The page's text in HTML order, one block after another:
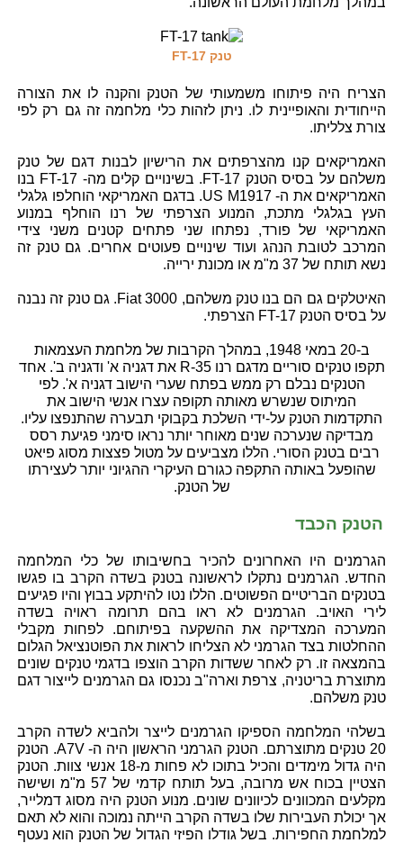
טנק FT-17
הצריח היה פיתוחו משמעותי של הטנק והקנה לו את הצורה
הייחודית והאופיינית לו. ניתן לזהות כלי מלחמה זה גם רק לפי
צורת צלליתו.
האמריקאים קנו מהצרפתים את הרישיון לבנות דגם של טנק
משלהם על בסיס הטנק FT-17. בשינויים קלים מה- FT-17 בנו
האמריקאים את ה- US M1917. בדגם האמריקאי הוחלפו גלגלי
העץ בגלגלי מתכת, המנוע הצרפתי של רנו הוחלף במנוע
האמריקאי של פורד, נפתחו שני פתחים קטנים משני צידי
המרכב לטובת הנהג ועוד שינויים פעוטים אחרים. גם טנק זה
נשא תותח של 37 מ"מ או מכונת ירייה.
האיטלקים גם הם בנו טנק משלהם, Fiat 3000. גם טנק זה נבנה
על בסיס הטנק FT-17 הצרפתי.
ב-20 במאי 1948, במהלך הקרבות של מלחמת העצמאות
תקפו טנקים סוריים מדגם רנו R-35 את דגניה א' ודגניה ב'. אחד
הטנקים נבלם רק ממש בפתח שערי הישוב דגניה א'. לפי
המיתוס שנשרש מאותה תקופה עצרו אנשי הישוב את
התקדמות הטנק על-ידי השלכת בקבוקי תבערה שהתנפצו עליו.
מבדיקה שנערכה שנים מאוחר יותר נראו סימני פגיעת רסס
רבים בטנק הסורי. הללו מצביעים על מטול פצצות מסוג פיאט
שהופעל באותה התקפה כגורם העיקרי ההגיוני יותר לעצירתו
של הטנק.
הטנק הכבד
הגרמנים היו האחרונים להכיר בחשיבותו של כלי המלחמה
החדש. הגרמנים נתקלו לראשונה בטנק בשדה הקרב בו פגשו
בטנקים הבריטיים הפשוטים. הללו נטו להיתקע בבוץ והיו פגיעים
לירי האויב. הגרמנים לא ראו בהם תרומה ראויה בשדה
המערכה המצדיקה את ההשקעה בפיתוחם. לפחות מקבלי
ההחלטות בצד הגרמני לא הצליחו לראות את הפוטנציאל הגלום
בהמצאה זו. רק לאחר ששדות הקרב הוצפו בדגמי טנקים שונים
מתוצרת בריטניה, צרפת וארה"ב נכנסו גם הגרמנים לייצור דגם
טנק משלהם.
בשלהי המלחמה הספיקו הגרמנים לייצר ולהביא לשדה הקרב
20 טנקים מתוצרתם. הטנק הגרמני הראשון היה ה- A7V. הטנק
היה גדול מימדים והכיל בתוכו לא פחות מ-18 אנשי צוות. הטנק
הצטיין בכוח אש מרובה, בעל תותח קדמי של 57 מ"מ ושישה
מקלעים המכוונים לכיוונים שונים. מנוע הטנק היה מסוג דמלייר,
אך יכולת העבירות שלו בשדה הקרב הייתה נמוכה והוא לא תאם
למלחמת החפירות. בשל גודלו הפיזי הגדול של הטנק הוא נעטף